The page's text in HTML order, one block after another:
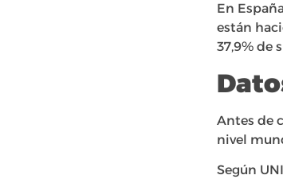
En
están
37,9% de
Antes de
nivel
Según